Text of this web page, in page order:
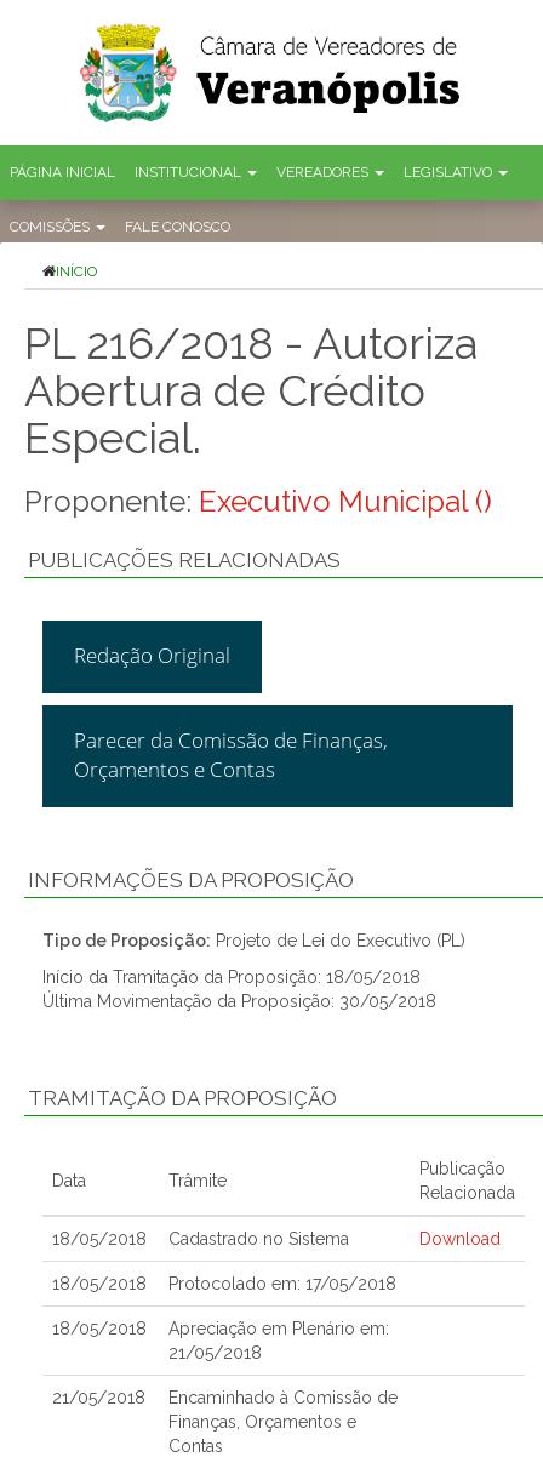
PÁGINA INICIAL INSTITUCIONAL VEREADORES LEGISLATIVO
COMISSÕES FALE CONOSCO
INÍCIO
PL 216/2018 - Autoriza
Abertura de Crédito
Especial.
Proponente: Executivo Municipal ()
PUBLICAÇÕES RELACIONADAS
Redação Original
Parecer da Comissão de Finanças,
Orçamentos e Contas
INFORMAÇÕES DA PROPOSIÇÃO
Tipo de Proposição: Projeto de Lei do Executivo (PL)
Início da Tramitação da Proposição: 18/05/2018
Última Movimentação da Proposição: 30/05/2018
TRAMITAÇÃO DA PROPOSIÇÃO
Data Trâmite
Publicação
Relacionada
18/05/2018 Cadastrado no Sistema Download
18/05/2018 Protocolado em: 17/05/2018
18/05/2018
Apreciação em Plenário em:
21/05/2018
21/05/2018
Encaminhado à Comissão de
Finanças, Orçamentos e
Contas